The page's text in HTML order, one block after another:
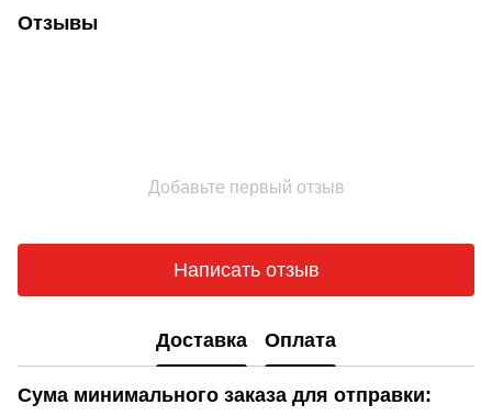
Отзывы
Добавьте первый отзыв
Написать отзыв
Доставка Оплата
Сума минимального заказа для отправки: